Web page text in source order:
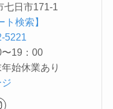
七日市171-1
ト検索】
5221
〜19：00
始休業あり